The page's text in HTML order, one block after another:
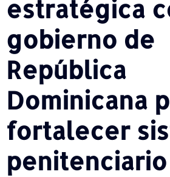
estratégica
gobierno de
República
Dominicana
fortalecer
penitenciario